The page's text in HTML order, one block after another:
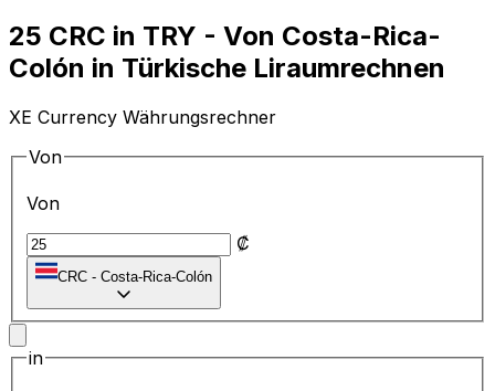
25 CRC in TRY - Von Costa-Rica-
Colón in Türkische Liraumrechnen
XE Currency Währungsrechner
Von
Von
₡
CRC - Costa-Rica-Colón
in